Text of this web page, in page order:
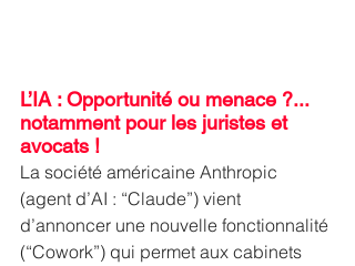
L’IA : Opportunité ou menace ?...
notamment pour les juristes et
avocats !
La société américaine Anthropic
(agent d’AI : “Claude”) vient
d’annoncer une nouvelle fonctionnalité
(“Cowork”) qui permet aux cabinets